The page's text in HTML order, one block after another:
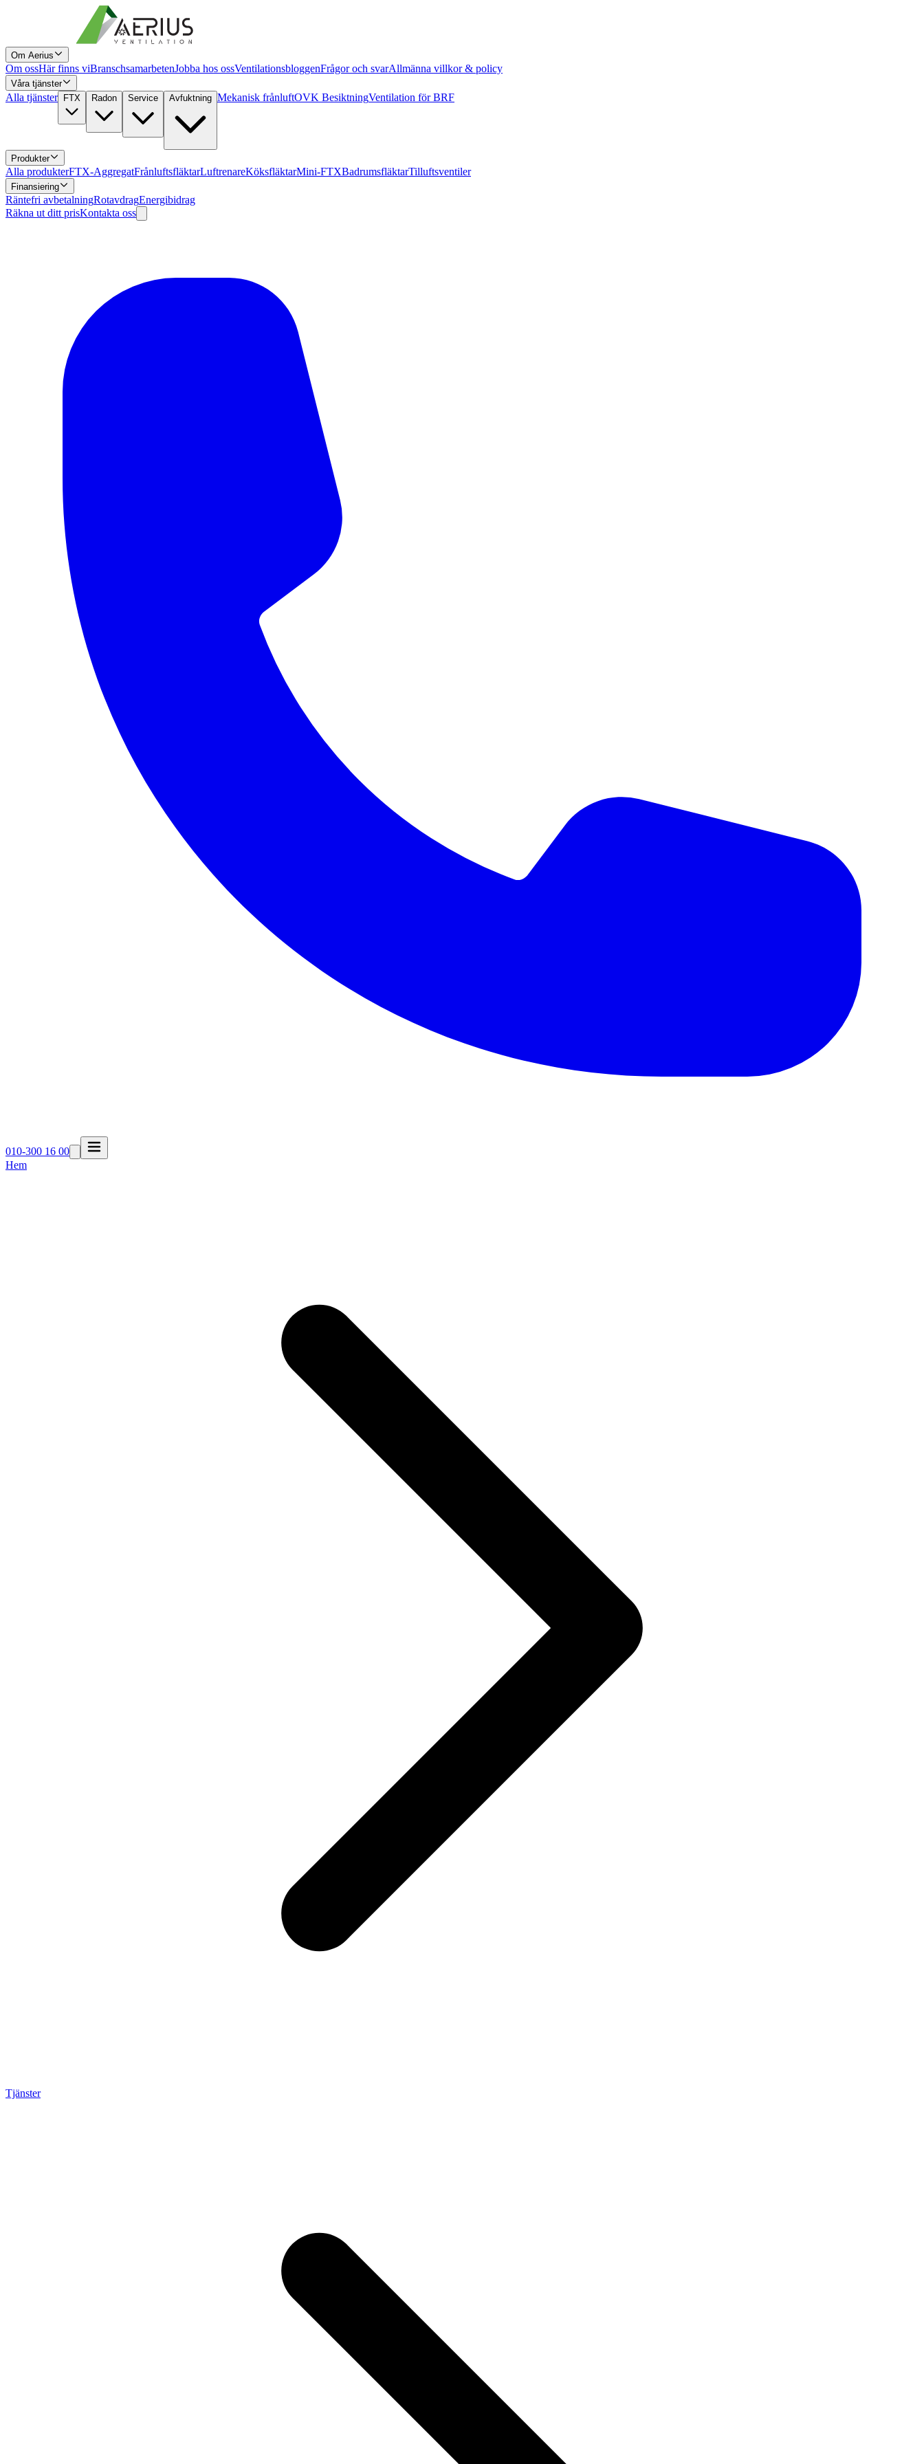
Om Aerius
Om ossHär finns viBranschsamarbetenJobba hos ossVentilationsbloggenFrågor och svarAllmänna villkor & policy
Våra tjänster
Alla tjänster FTX Radon Service Avfuktning Mekanisk frånluftOVK BesiktningVentilation för BRF
Produkter
Alla produkterFTX-AggregatFrånluftsfläktarLuftrenareKöksfläktarMini-FTXBadrumsfläktarTilluftsventiler
Finansiering
Räntefri avbetalningRotavdragEnergibidrag
Räkna ut ditt prisKontakta oss
010-300 16 00
Hem
Tjänster